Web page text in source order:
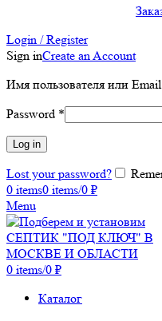
Login / Register
Sign inCreate an Account
Имя пользователя или Email
Password *
Log in
Lost your password?
0 items0 items/0 ₽
Menu
0 items/0 ₽
Каталог